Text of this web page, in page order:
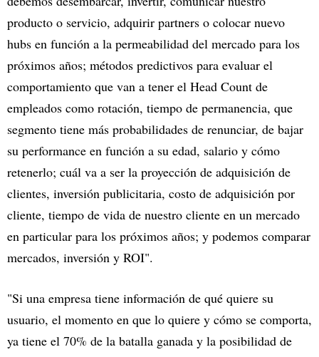
producto o servicio, adquirir partners o colocar nuevo
hubs en función a la permeabilidad del mercado para los
próximos años; métodos predictivos para evaluar el
comportamiento que van a tener el Head Count de
empleados como rotación, tiempo de permanencia, que
segmento tiene más probabilidades de renunciar, de bajar
su performance en función a su edad, salario y cómo
retenerlo; cuál va a ser la proyección de adquisición de
clientes, inversión publicitaria, costo de adquisición por
cliente, tiempo de vida de nuestro cliente en un mercado
en particular para los próximos años; y podemos comparar
mercados, inversión y ROI".
"Si una empresa tiene información de qué quiere su
usuario, el momento en que lo quiere y cómo se comporta,
ya tiene el 70% de la batalla ganada y la posibilidad de